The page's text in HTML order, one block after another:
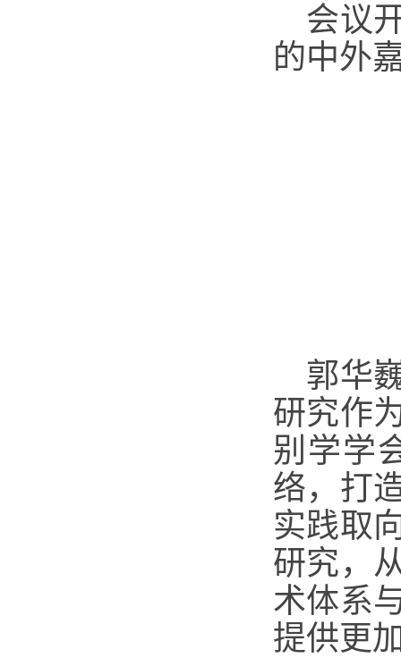
会议
的中外
郭华
研究作
别学学
络，打
实践取
研究，
术体系
提供更